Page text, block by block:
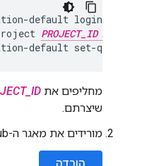
default login
PROJECT_ID
default set-quota-
מחליפים את
שיצרתם.
מורידים את מאגר ה-GitHub הזה:
הורדה